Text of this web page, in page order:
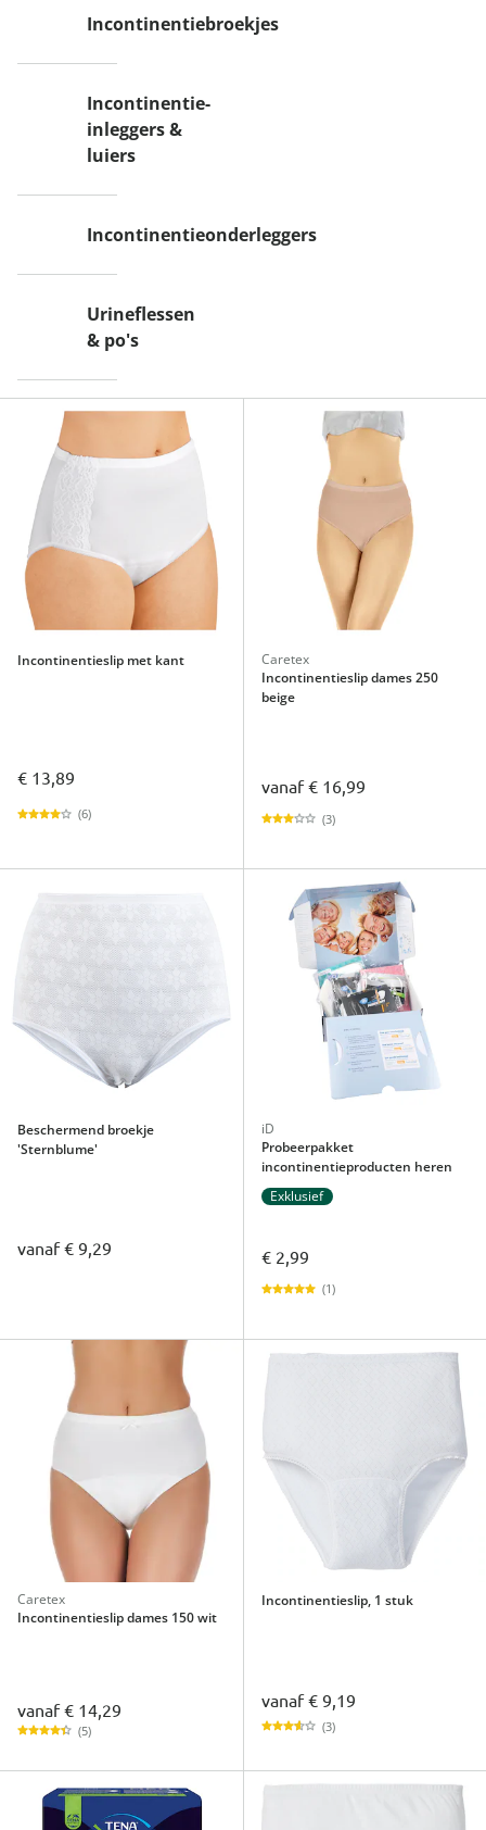
Incontinentiebroekjes
Incontinentie-
inleggers &
luiers
Incontinentieonderleggers
Urineflessen
& po's
Incontinentieslip met kant
€ 13,89
(6)
Caretex
Incontinentieslip dames 250
beige
vanaf€ 16,99
(3)
Beschermend broekje
'Sternblume'
vanaf€ 9,29
iD
Probeerpakket
incontinentieproducten heren
Exklusief
€ 2,99
(1)
Caretex
Incontinentieslip dames 150 wit
vanaf€ 14,29
(5)
Incontinentieslip, 1 stuk
vanaf€ 9,19
(3)